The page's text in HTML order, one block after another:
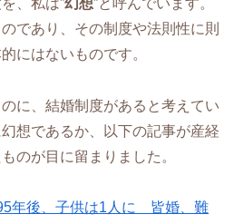
であり、その制度や法則性に則
にはないものです。
に、結婚制度があると考えてい
想であるか、以下の記事が産経
のが目に留まりました。
年後、子供は1人に 皆婚、難